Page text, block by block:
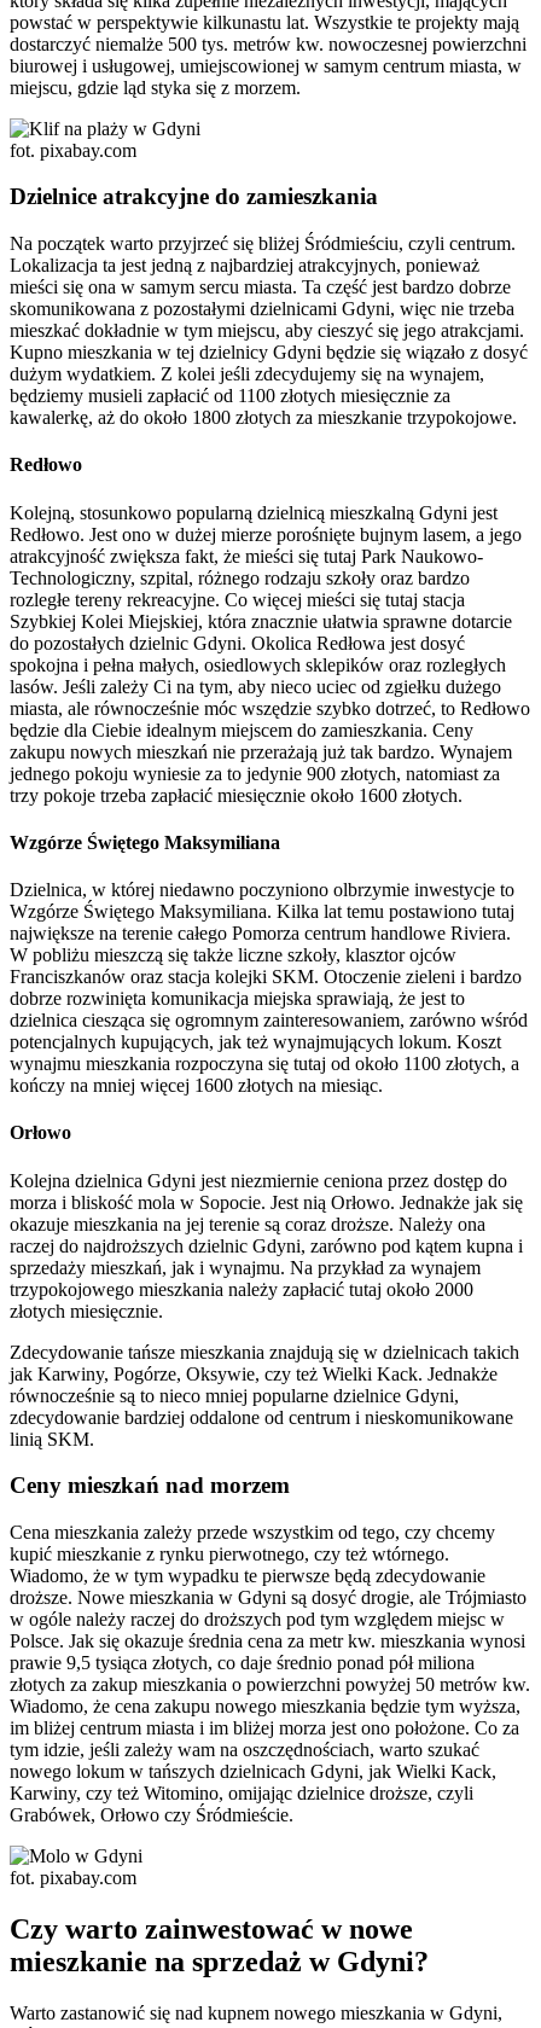
powstać w perspektywie kilkunastu lat. Wszystkie te projekty mają
dostarczyć niemalże 500 tys. metrów kw. nowoczesnej powierzchni
biurowej i usługowej, umiejscowionej w samym centrum miasta, w
miejscu, gdzie ląd styka się z morzem.
fot. pixabay.com
Dzielnice atrakcyjne do zamieszkania
Na początek warto przyjrzeć się bliżej Śródmieściu, czyli centrum.
Lokalizacja ta jest jedną z najbardziej atrakcyjnych, ponieważ
mieści się ona w samym sercu miasta. Ta część jest bardzo dobrze
skomunikowana z pozostałymi dzielnicami Gdyni, więc nie trzeba
mieszkać dokładnie w tym miejscu, aby cieszyć się jego atrakcjami.
Kupno mieszkania w tej dzielnicy Gdyni będzie się wiązało z dosyć
dużym wydatkiem. Z kolei jeśli zdecydujemy się na wynajem,
będziemy musieli zapłacić od 1100 złotych miesięcznie za
kawalerkę, aż do około 1800 złotych za mieszkanie trzypokojowe.
Redłowo
Kolejną, stosunkowo popularną dzielnicą mieszkalną Gdyni jest
Redłowo. Jest ono w dużej mierze porośnięte bujnym lasem, a jego
atrakcyjność zwiększa fakt, że mieści się tutaj Park Naukowo-
Technologiczny, szpital, różnego rodzaju szkoły oraz bardzo
rozległe tereny rekreacyjne. Co więcej mieści się tutaj stacja
Szybkiej Kolei Miejskiej, która znacznie ułatwia sprawne dotarcie
do pozostałych dzielnic Gdyni. Okolica Redłowa jest dosyć
spokojna i pełna małych, osiedlowych sklepików oraz rozległych
lasów. Jeśli zależy Ci na tym, aby nieco uciec od zgiełku dużego
miasta, ale równocześnie móc wszędzie szybko dotrzeć, to Redłowo
będzie dla Ciebie idealnym miejscem do zamieszkania. Ceny
zakupu nowych mieszkań nie przerażają już tak bardzo. Wynajem
jednego pokoju wyniesie za to jedynie 900 złotych, natomiast za
trzy pokoje trzeba zapłacić miesięcznie około 1600 złotych.
Wzgórze Świętego Maksymiliana
Dzielnica, w której niedawno poczyniono olbrzymie inwestycje to
Wzgórze Świętego Maksymiliana. Kilka lat temu postawiono tutaj
największe na terenie całego Pomorza centrum handlowe Riviera.
W pobliżu mieszczą się także liczne szkoły, klasztor ojców
Franciszkanów oraz stacja kolejki SKM. Otoczenie zieleni i bardzo
dobrze rozwinięta komunikacja miejska sprawiają, że jest to
dzielnica ciesząca się ogromnym zainteresowaniem, zarówno wśród
potencjalnych kupujących, jak też wynajmujących lokum. Koszt
wynajmu mieszkania rozpoczyna się tutaj od około 1100 złotych, a
kończy na mniej więcej 1600 złotych na miesiąc.
Orłowo
Kolejna dzielnica Gdyni jest niezmiernie ceniona przez dostęp do
morza i bliskość mola w Sopocie. Jest nią Orłowo. Jednakże jak się
okazuje mieszkania na jej terenie są coraz droższe. Należy ona
raczej do najdroższych dzielnic Gdyni, zarówno pod kątem kupna i
sprzedaży mieszkań, jak i wynajmu. Na przykład za wynajem
trzypokojowego mieszkania należy zapłacić tutaj około 2000
złotych miesięcznie.
Zdecydowanie tańsze mieszkania znajdują się w dzielnicach takich
jak Karwiny, Pogórze, Oksywie, czy też Wielki Kack. Jednakże
równocześnie są to nieco mniej popularne dzielnice Gdyni,
zdecydowanie bardziej oddalone od centrum i nieskomunikowane
linią SKM.
Ceny mieszkań nad morzem
Cena mieszkania zależy przede wszystkim od tego, czy chcemy
kupić mieszkanie z rynku pierwotnego, czy też wtórnego.
Wiadomo, że w tym wypadku te pierwsze będą zdecydowanie
droższe. Nowe mieszkania w Gdyni są dosyć drogie, ale Trójmiasto
w ogóle należy raczej do droższych pod tym względem miejsc w
Polsce. Jak się okazuje średnia cena za metr kw. mieszkania wynosi
prawie 9,5 tysiąca złotych, co daje średnio ponad pół miliona
złotych za zakup mieszkania o powierzchni powyżej 50 metrów kw.
Wiadomo, że cena zakupu nowego mieszkania będzie tym wyższa,
im bliżej centrum miasta i im bliżej morza jest ono położone. Co za
tym idzie, jeśli zależy wam na oszczędnościach, warto szukać
nowego lokum w tańszych dzielnicach Gdyni, jak Wielki Kack,
Karwiny, czy też Witomino, omijając dzielnice droższe, czyli
Grabówek, Orłowo czy Śródmieście.
fot. pixabay.com
Czy warto zainwestować w nowe
mieszkanie na sprzedaż w Gdyni?
Warto zastanowić się nad kupnem nowego mieszkania w Gdyni,